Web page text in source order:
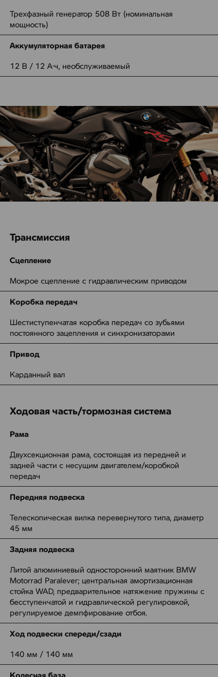
Трехфазный генератор 508 Вт (номинальная
мощность)
Аккумуляторная батарея
12 В / 12 А·ч, необслуживаемый
Трансмиссия
Сцепление
Мокрое сцепление с гидравлическим приводом
Коробка передач
Шестиступенчатая коробка передач со зубьями
постоянного зацепления и синхронизаторами
Привод
Карданный вал
Ходовая часть/тормозная система
Рама
Двухсекционная рама, состоящая из передней и
задней части с несущим двигателем/коробкой
передач
Передняя подвеска
Телескопическая вилка перевернутого типа, диаметр
45 мм
Задняя подвеска
Литой алюминиевый односторонний маятник BMW
Motorrad Paralever; центральная амортизационная
стойка WAD, предварительное натяжение пружины с
бесступенчатой и гидравлической регулировкой,
регулируемое демпфирование отбоя.
Ход подвески спереди/сзади
140 мм / 140 мм